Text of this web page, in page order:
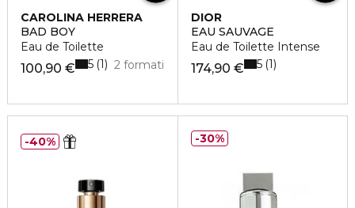
CAROLINA HERRERA
BAD BOY
Eau de Toilette
100,90 € 2 formati
5 1
DIOR
EAU SAUVAGE
Eau de Toilette Intense
174,90 € 5 1
40% 30%